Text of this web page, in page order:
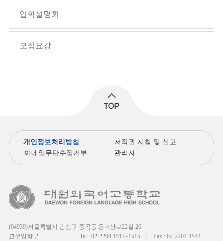
입학설명회
모집요강
개인정보처리방침
저작권 지침 및 신고
이메일무단수집거부
관리자
(04939)서울특별시 광진구 중곡동 용마산로22길 26
교무입학부
Tel : 02-2204-1513~1515 Fax : 02-2204-1544